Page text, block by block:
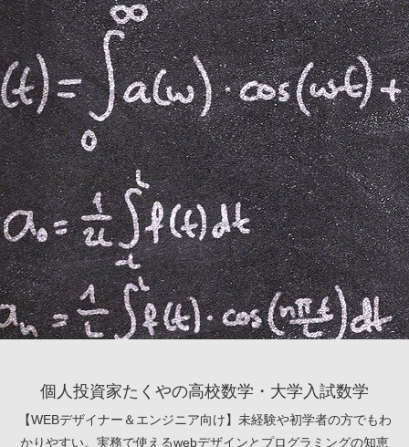
個人投資家たくやの高校数学・大学入試数学
【WEBデザイナー＆エンジニア向け】未経験や初学者の方でもわ
かりやすい。実務で使えるwebデザインとプログラミングの知恵